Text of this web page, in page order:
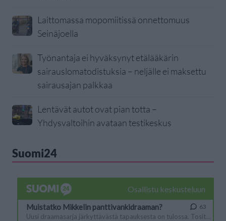
Laittomassa mopomiitissä onnettomuus
Seinäjoella
Työnantaja ei hyväksynyt etälääkärin
sairauslomatodistuksia – neljälle ei maksettu
sairausajan palkkaa
Lentävät autot ovat pian totta –
Yhdysvaltoihin avataan testikeskus
Suomi24